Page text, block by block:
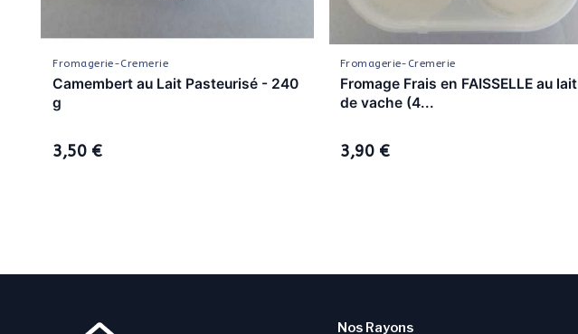
Fromagerie-Cremerie
Camembert au Lait Pasteurisé - 240
g
3,50 €
Fromagerie-Cremerie
Fromage Frais en FAISSELLE au lait
de vache (4...
3,90 €
Nos Rayons